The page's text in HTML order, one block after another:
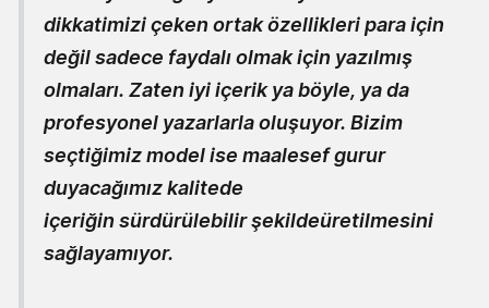
dikkatimizi çeken ortak özellikleri para için
değil sadece faydalı olmak için yazılmış
olmaları. Zaten iyi içerik ya böyle, ya da
profesyonel yazarlarla oluşuyor. Bizim
seçtiğimiz model ise maalesef gurur
duyacağımız kalitede
içeriğin sürdürülebilir şekildeüretilmesini
sağlayamıyor.